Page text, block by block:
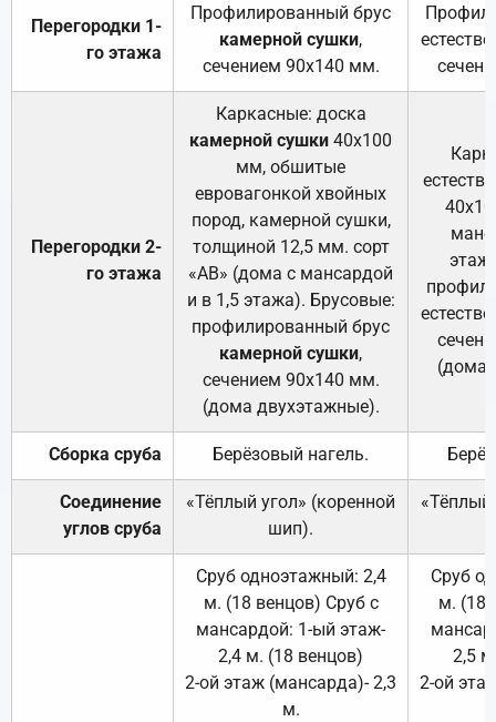
Перегородки 1-
го этажа
Профилированный брус
камерной сушки,
сечением 90х140 мм.
Перегородки 2-
го этажа
Каркасные: доска
камерной сушки 40х100
мм, обшитые
евровагонкой хвойных
пород, камерной сушки,
толщиной 12,5 мм. сорт
«АВ» (дома с мансардой
и в 1,5 этажа). Брусовые:
профилированный брус
камерной сушки,
сечением 90х140 мм.
(дома двухэтажные).
(дома
Сборка сруба Берёзовый нагель.
Соединение
углов сруба
«Тёплый угол» (коренной
шип).
«Тёплый
Сруб одноэтажный: 2,4
м. (18 венцов) Сруб с
мансардой: 1-ый этаж-
2,4 м. (18 венцов)
2-ой этаж (мансарда)- 2,3
м.
Сруб
м. (18
2,5
2-ой